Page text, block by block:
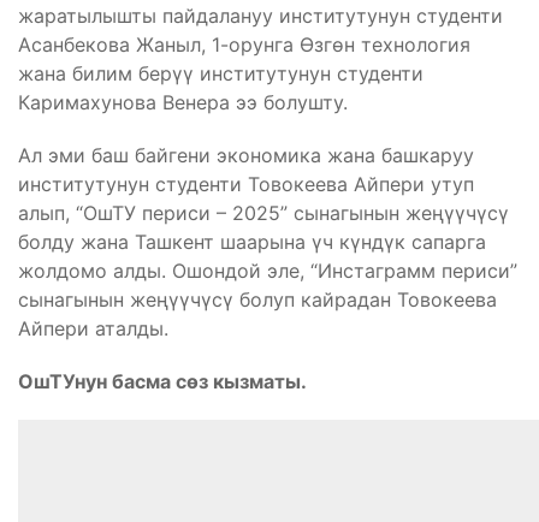
жаратылышты пайдалануу институтунун студенти
Асанбекова Жаныл, 1-орунга Өзгөн технология
жана билим берүү институтунун студенти
Каримахунова Венера ээ болушту.
Ал эми баш байгени экономика жана башкаруу
институтунун студенти Товокеева Айпери утуп
алып, “ОшТУ периси – 2025” сынагынын жеңүүчүсү
болду жана Ташкент шаарына үч күндүк сапарга
жолдомо алды. Ошондой эле, “Инстаграмм периси”
сынагынын жеңүүчүсү болуп кайрадан Товокеева
Айпери аталды.
ОшТУнун басма сөз кызматы.